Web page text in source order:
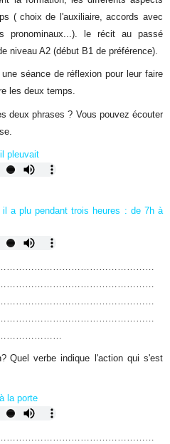
( choix de l'auxiliaire, accords avec
pronominaux...). le récit au passé
niveau A2 (début B1 de préférence).
séance de réflexion pour leur faire
les deux temps.
deux phrases ? Vous pouvez écouter
pleuvait
a plu pendant trois heures : de 7h à
Quel verbe indique l'action qui s'est
la porte